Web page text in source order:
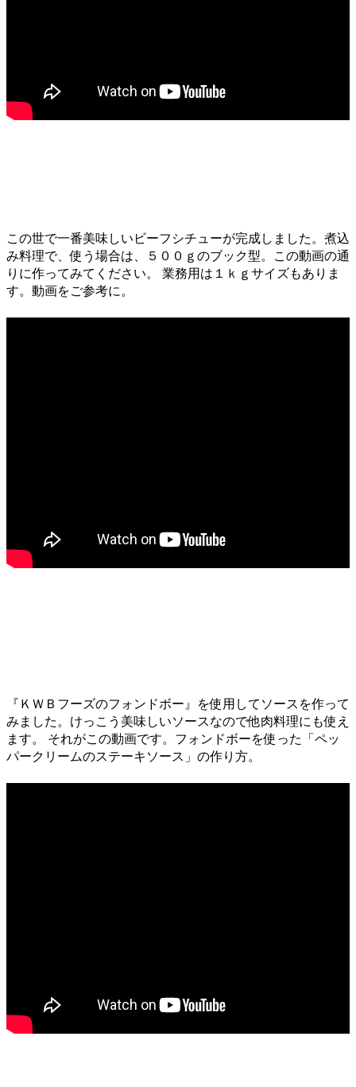
この世で一番美味しいビーフシチューが完成しました。煮込
み料理で、使う場合は、５００ｇのブック型。この動画の通
りに作ってみてください。 業務用は１ｋｇサイズもありま
す。動画をご参考に。
『ＫＷＢフーズのフォンドボー』を使用してソースを作って
みました。けっこう美味しいソースなので他肉料理にも使え
ます。 それがこの動画です。フォンドボーを使った「ペッ
パークリームのステーキソース」の作り方。